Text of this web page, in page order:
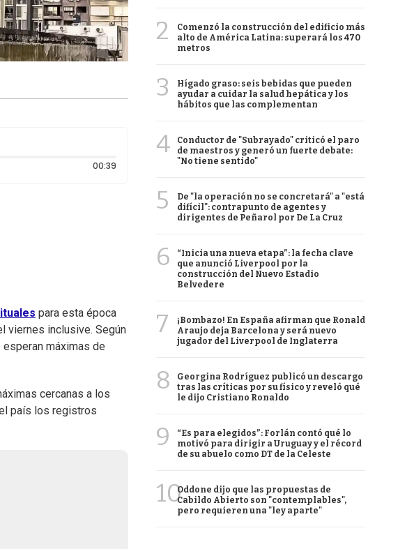
00:39Duración: 39 segundos
para esta época
viernes inclusive. Según
máximas de
cercanas a los
país los registros
2
Comenzó la construcción del edificio más
alto de América Latina: superará los 470
metros
3
Hígado graso: seis bebidas que pueden
ayudar a cuidar la salud hepática y los
hábitos que las complementan
4
Conductor de "Subrayado" criticó el paro
de maestros y generó un fuerte debate:
"No tiene sentido"
5
De "la operación no se concretará" a "está
difícil": contrapunto de agentes y
dirigentes de Peñarol por De La Cruz
6
“Inicia una nueva etapa”: la fecha clave
que anunció Liverpool por la
construcción del Nuevo Estadio
Belvedere
7
¡Bombazo! En España afirman que Ronald
Araujo deja Barcelona y será nuevo
jugador del Liverpool de Inglaterra
8
Georgina Rodríguez publicó un descargo
tras las críticas por su físico y reveló qué
le dijo Cristiano Ronaldo
9
“Es para elegidos”: Forlán contó qué lo
motivó para dirigir a Uruguay y el récord
de su abuelo como DT de la Celeste
10Oddone dijo que las propuestas de
Cabildo Abierto son "contemplables",
pero requieren una "ley aparte"